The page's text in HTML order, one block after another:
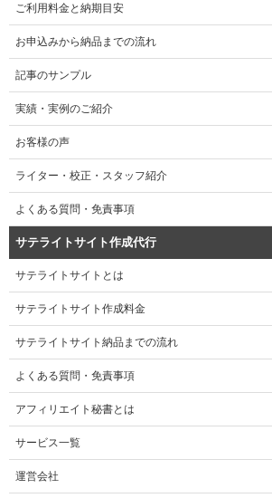
ご利用料金と納期目安
お申込みから納品までの流れ
記事のサンプル
実績・実例のご紹介
お客様の声
ライター・校正・スタッフ紹介
よくある質問・免責事項
サテライトサイト作成代行
サテライトサイトとは
サテライトサイト作成料金
サテライトサイト納品までの流れ
よくある質問・免責事項
アフィリエイト秘書とは
サービス一覧
運営会社